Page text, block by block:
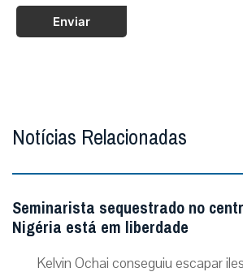
Enviar
Notícias Relacionadas
Seminarista sequestrado no
Nigéria está em liberdade
Kelvin Ochai conseguiu escapar